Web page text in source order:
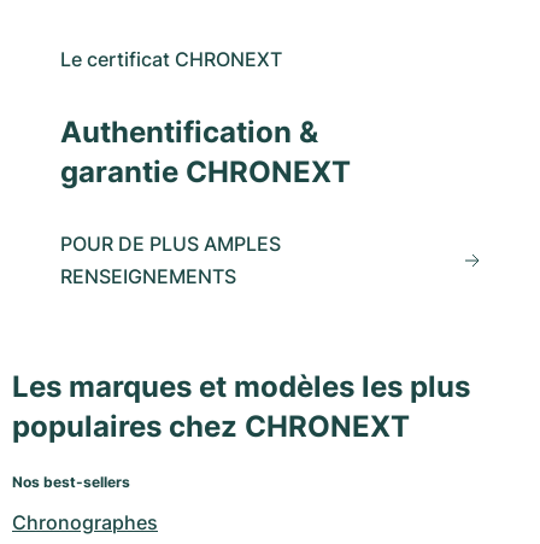
Le certificat CHRONEXT
Authentification &
garantie CHRONEXT
POUR DE PLUS AMPLES
RENSEIGNEMENTS
Les marques et modèles les plus
populaires chez CHRONEXT
Nos best-sellers
Chronographes